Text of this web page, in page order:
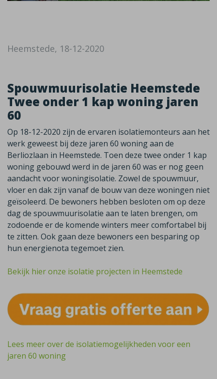
Heemstede, 18-12-2020
Spouwmuurisolatie Heemstede
Twee onder 1 kap woning jaren
60
Op 18-12-2020 zijn de ervaren isolatiemonteurs aan het
werk geweest bij deze jaren 60 woning aan de
Berliozlaan in Heemstede. Toen deze twee onder 1 kap
woning gebouwd werd in de jaren 60 was er nog geen
aandacht voor woningisolatie. Zowel de spouwmuur,
vloer en dak zijn vanaf de bouw van deze woningen niet
geïsoleerd. De bewoners hebben besloten om op deze
dag de spouwmuurisolatie aan te laten brengen, om
zodoende er de komende winters meer comfortabel bij
te zitten. Ook gaan deze bewoners een besparing op
hun energienota tegemoet zien.
Bekijk hier onze isolatie projecten in Heemstede
Lees meer over de isolatiemogelijkheden voor een
jaren 60 woning